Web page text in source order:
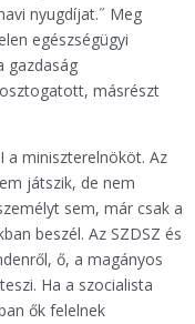
nyugdíjat.˝ Meg
egészségügyi
gazdaság
másrészt
a miniszterelnököt. Az
játszik, de nem
sem, már csak a
beszél. Az SZDSZ és
ő, a magányos
Ha a szocialista
ők felelnek